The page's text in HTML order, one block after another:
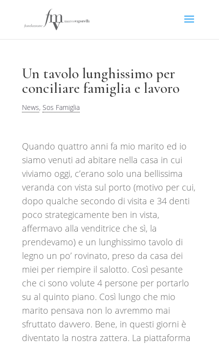
Un tavolo lunghissimo per
conciliare famiglia e lavoro
News, Sos Famiglia
Quando quattro anni fa mio marito ed io
siamo venuti ad abitare nella casa in cui
viviamo oggi, c’erano solo una bellissima
veranda con vista sul porto (motivo per cui,
dopo qualche secondo di visita e 34 denti
poco strategicamente ben in vista,
affermavo alla venditrice che sì, la
prendevamo) e un lunghissimo tavolo di
legno un po’ rovinato, preso da casa dei
miei per riempire il salotto. Così pesante
che ci sono volute 4 persone per portarlo
su al quinto piano. Così lungo che mio
marito pensava non lo avremmo mai
sfruttato davvero. Bene, in questi giorni è
diventato la nostra zattera. La piattaforma